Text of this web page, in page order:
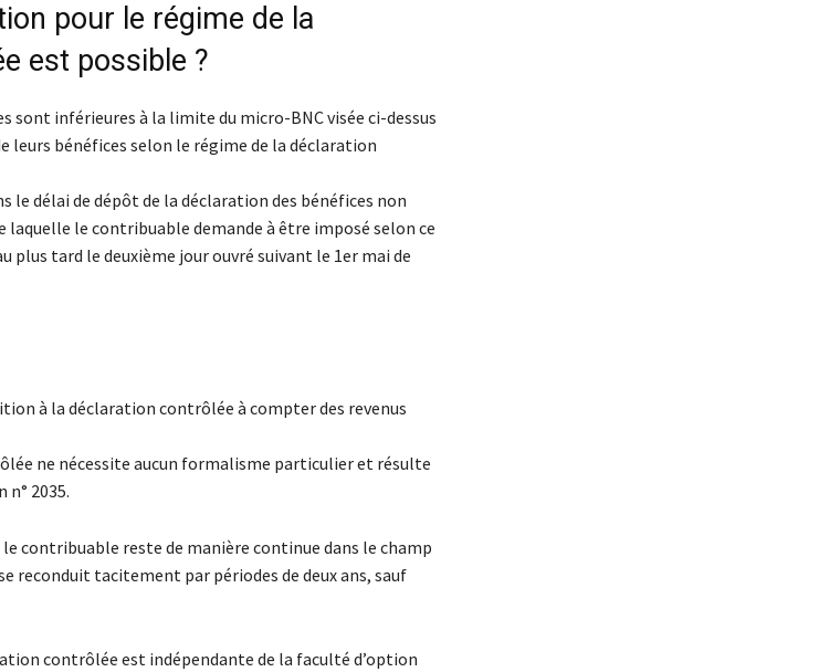
pour le régime de la
est possible ?
sont inférieures à la limite du micro-BNC visée ci-dessus
leurs bénéfices selon le régime de la déclaration
le délai de dépôt de la déclaration des bénéfices non
laquelle le contribuable demande à être imposé selon ce
plus tard le deuxième jour ouvré suivant le 1er mai de
à la déclaration contrôlée à compter des revenus
ne nécessite aucun formalisme particulier et résulte
2035.
contribuable reste de manière continue dans le champ
reconduit tacitement par périodes de deux ans, sauf
contrôlée est indépendante de la faculté d’option